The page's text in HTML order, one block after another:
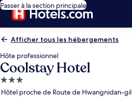
Passer à la section principale
Afficher tous les hébergements
Hôte professionnel
Coolstay Hotel
Hébergement
3.0 étoiles
Hôtel proche de Route de Hwangnidan-gil